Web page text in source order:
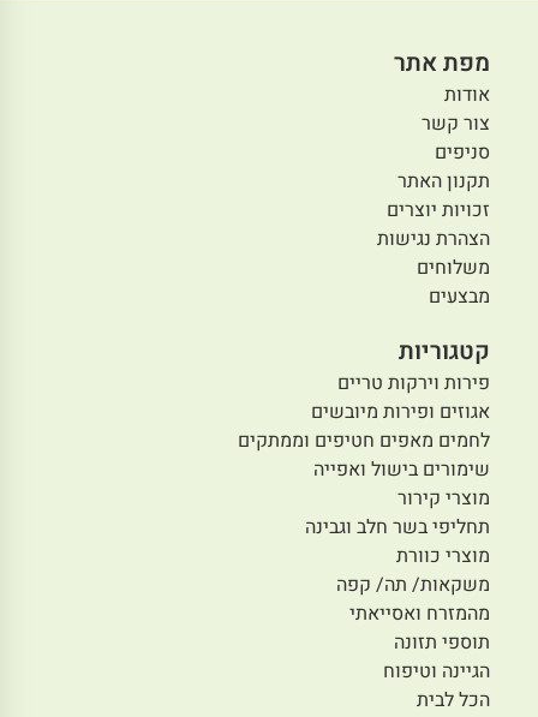
מפת אתר
אודות
צור קשר
סניפים
תקנון האתר
זכויות יוצרים
הצהרת נגישות
משלוחים
מבצעים
קטגוריות
פירות וירקות טריים
אגוזים ופירות מיובשים
לחמים מאפים חטיפים וממתקים
שימורים בישול ואפייה
מוצרי קירור
תחליפי בשר חלב וגבינה
מוצרי כוורת
משקאות/ תה/ קפה
מהמזרח ואסייאתי
תוספי תזונה
הגיינה וטיפוח
הכל לבית